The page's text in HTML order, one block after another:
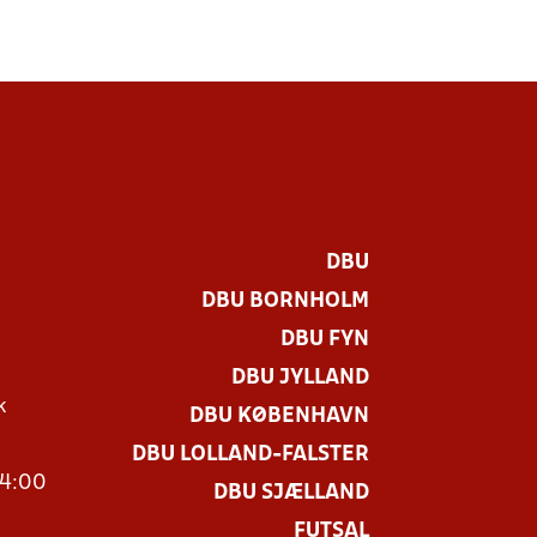
DBU
DBU BORNHOLM
DBU FYN
DBU JYLLAND
DBU KØBENHAVN
DBU LOLLAND-FALSTER
DBU SJÆLLAND
FUTSAL